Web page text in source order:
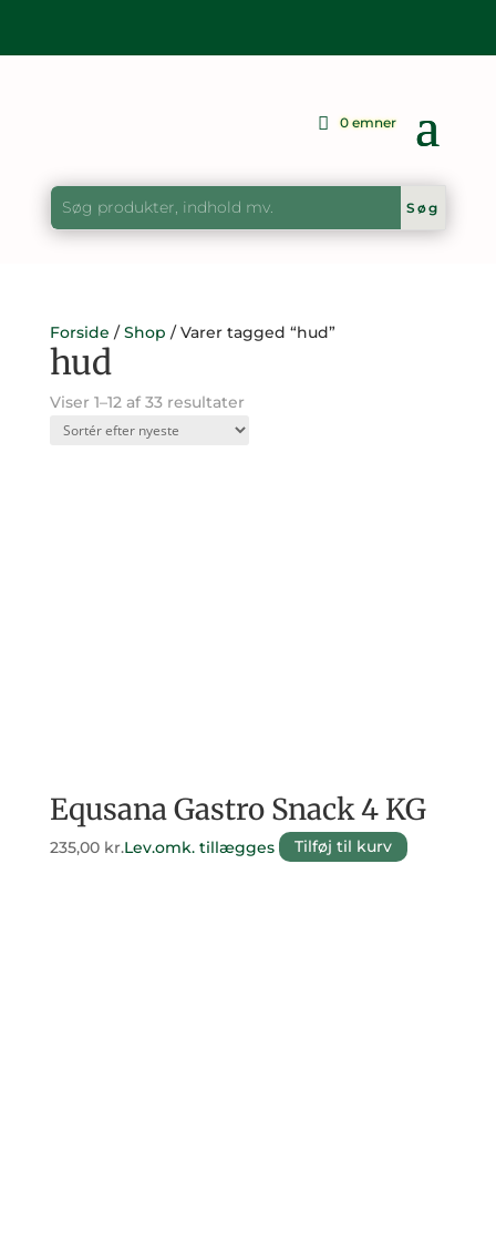
0 emner
Forside /Shop / Varer tagged “hud”
hud
Viser 1–12 af 33 resultaterSorteret
efter
Equsana Gastro Snack 4 KG
235,00 kr.Lev.omk. tillægges Tilføj til kurv